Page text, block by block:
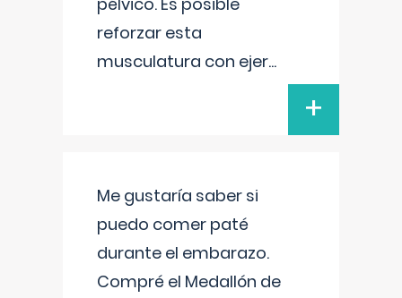
reforzar esta
musculatura con ejer...
+
Me gustaría saber si
puedo comer paté
durante el embarazo.
Compré el Medallón de